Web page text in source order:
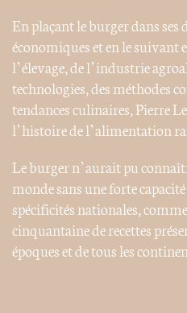
En plaçant le burger dans
économiques et en le
l’élevage, de l’industrie
technologies, des méthodes
tendances culinaires, Pierre
l’histoire de l’alimentation
Le burger n’aurait pu
monde sans une forte
spécificités nationales,
cinquantaine de recettes
époques et de tous les